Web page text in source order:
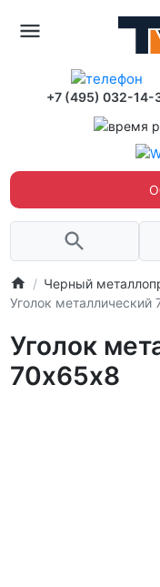
+7 (495) 032-14-
Черный
Уголок металлический
Уголок
70х65х8